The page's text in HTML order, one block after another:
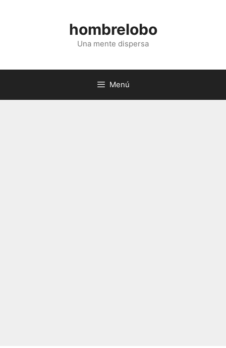
hombrelobo
Una mente dispersa
Menú